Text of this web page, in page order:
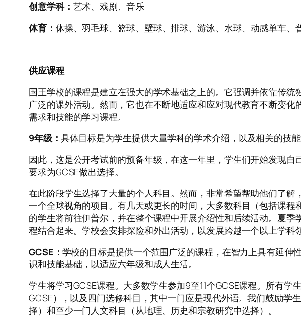
创意学科： 艺术、戏剧、音乐
体育： 体操、羽毛球、篮球、壁球、排球、游泳、水球、动感单车、
供应课程
国王学校的课程是建立在强大的学术基础之上的。它强调并依靠传
广泛的课外活动。然而，它也在不断地适应和应对现代教育不断变
需求和技能的学习课程。
9年级： 具体目标是为学生提供大量学科的学术介绍，以及相关的技
因此，这是公开考试前的预备年级，在这一年里，学生们开始发现
要求为GCSE做出选择。
在此阶段学生选择了大量的个人科目。然而，非常希望帮助他们了
一个全球视角的项目。有几天或更长的时间，大多数科目（包括课
的学生将前往伊普尔，并在整个课程中开展介绍性和后续活动。夏
程结合起来。学校会安排探险和外出活动，以发展跨越一个以上学科
GCSE： 学校的目标是提供一个范围广泛的课程，在智力上具有延伸
识和技能基础，以适应六年级和成人生活。
学生将学习GCSE课程。大多数学生参加9至11个GCSE课程。所有
GCSE），以及四门选修科目，其中一门应是现代外语。我们鼓励
择）和至少一门人文科目（从地理、历史和宗教研究中选择）。